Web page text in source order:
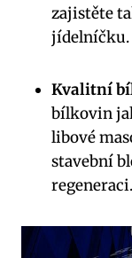
zajistěte⁢
jídelníčku.
Kvalitní
bílkovin
libové
stavební⁣
regeneraci.